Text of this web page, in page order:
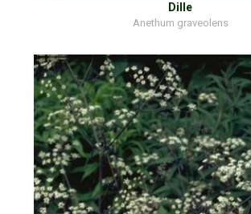
Dille
Anethum graveolens